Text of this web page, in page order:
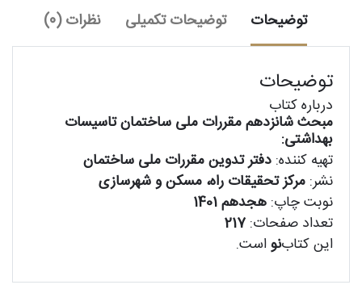
توضیحات توضیحات تکمیلی نظرات (0)
توضیحات
درباره کتاب
مبحث شانزدهم مقررات ملی ساختمان تاسیسات
بهداشتی:
تهیه کننده: دفتر تدوین مقررات ملی ساختمان
نشر: مرکز تحقیقات راه، مسکن و شهرسازی
نوبت چاپ: هجدهم 1401
تعداد صفحات: 217
این کتابنواست.